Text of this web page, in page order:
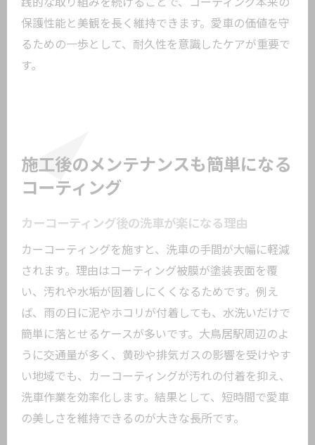
保護性能と美観を長く維持できます。愛車の価値を守
るための一歩として、耐久性を意識したケアが重要で
す。
施工後のメンテナンスも簡単になる
コーティング
カーコーティング後の洗車が楽になる理由
カーコーティングを施すと、洗車の手間が大幅に軽減
されます。理由はコーティング被膜が塗装表面を覆
い、汚れや水垢が固着しにくくなるためです。例え
ば、雨の日に泥やホコリが付着しても、水洗いだけで
簡単に落とせるケースが多いです。大鳥居駅周辺のよ
うに交通量が多く、黄砂や排気ガスの影響を受けやす
い地域でも、カーコーティングが汚れの付着を抑え、
洗車作業を効率化します。結果として、短時間で愛車
の美しさを維持できるのが大きな長所です。